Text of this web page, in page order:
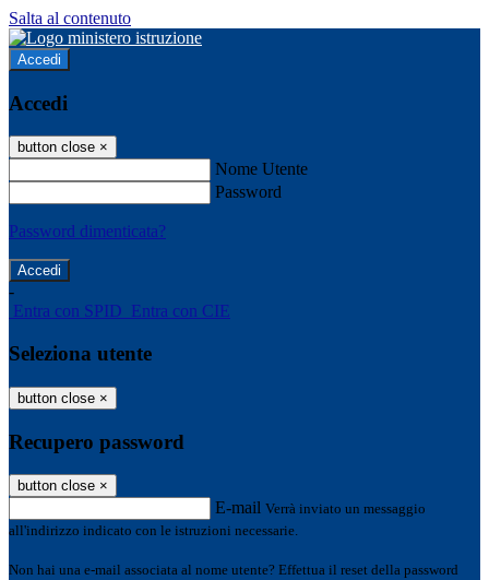
Salta al contenuto
Accedi
Accedi
button close ×
Nome Utente
Password
Password dimenticata?
-
Entra con SPID Entra con CIE
Seleziona utente
button close ×
Recupero password
button close ×
E-mail Verrà inviato un messaggio
all'indirizzo indicato con le istruzioni necessarie.
Non hai una e-mail associata al nome utente? Effettua il reset della password